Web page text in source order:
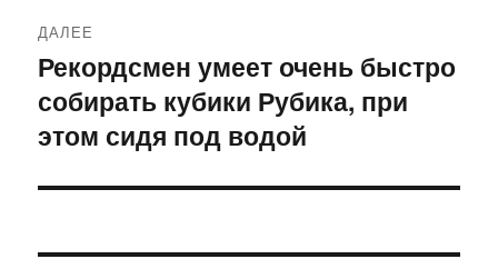
ДАЛЕЕ
Следующая
запись:
Рекордсмен умеет очень быстро
собирать кубики Рубика, при
этом сидя под водой